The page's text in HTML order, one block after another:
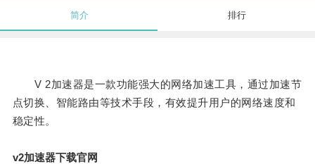
简介 排行
V 2加速器是一款功能强大的网络加速工具，通过加速节
点切换、智能路由等技术手段，有效提升用户的网络速度和
稳定性。
v2加速器下载官网